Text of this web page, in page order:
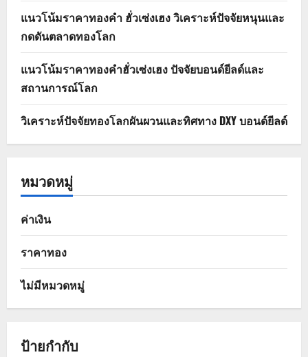
แนวโน้มราคาทองคำ ฮั่วเซ่งเฮง วิเคราะห์ปัจจัยหนุนและ
กดดันตลาดทองโลก
แนวโน้มราคาทองคำฮั่วเซ่งเฮง ปัจจัยบอนด์ยีลด์และ
สถานการณ์โลก
วิเคราะห์ปัจจัยทองโลกผันผวนและทิศทาง DXY บอนด์ยีลด์
หมวดหมู่
ค่าเงิน
ราคาทอง
ไม่มีหมวดหมู่
ป้ายกำกับ